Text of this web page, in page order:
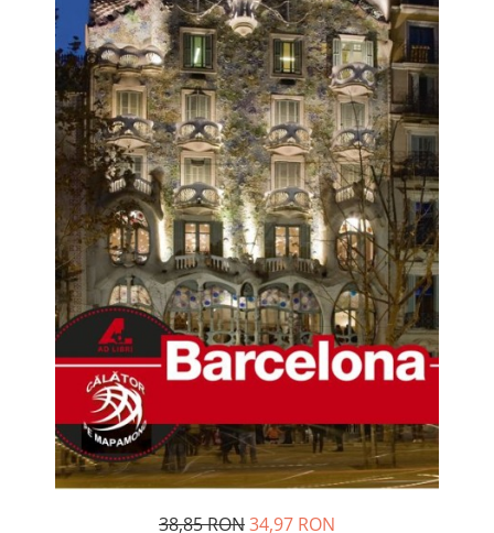
Resurse umane
Vanzari si marketing
Carte scolara
Atlase, dictionare si enciclopedii
Carte prescolara
Carte scolara
Dictionare de limba romana
Ghiduri de conversatie
Invatamant gimnazial
Invatamant primar
Invatarea limbilor straine
Povesti si povestiri
Carti in limba engleza
Carti pentru copii
Activitati si jocuri pentru copii
38,85 RON34,97 RON